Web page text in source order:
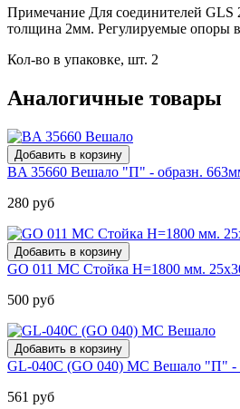
Примечание Для соединителей GLS
толщина 2мм. Регулируемые опоры в
Кол-во в упаковке, шт. 2
Аналогичные товары
BA 35660 Вешало "П" - образн.
280 руб
GO 011 МС Стойка Н=1800 мм.
500 руб
GL-040C (GO 040) МС Вешало "П" -
561 руб